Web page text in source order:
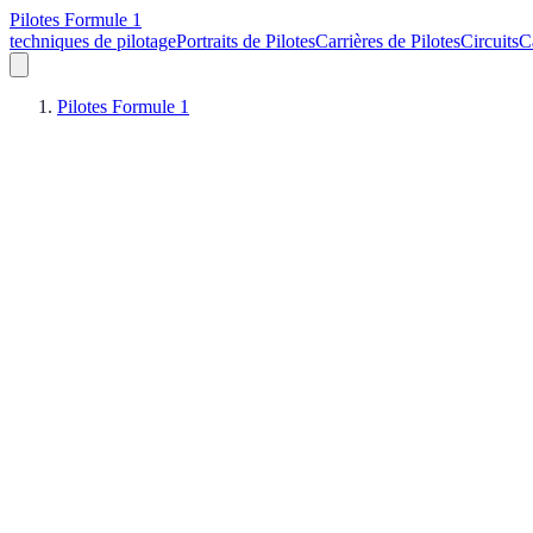
Pilotes Formule 1
techniques de pilotagePortraits de PilotesCarrières de PilotesCircuits
Pilotes Formule 1